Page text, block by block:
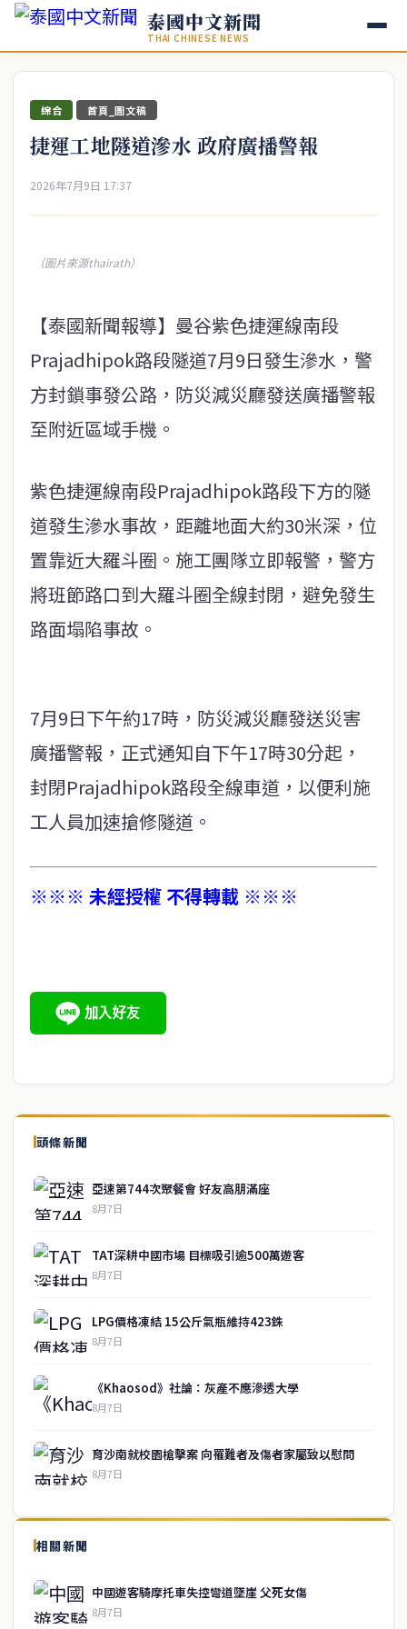
泰國中文新聞
THAI CHINESE NEWS
綜合 首頁_圖文稿
捷運工地隧道滲水 政府廣播警報
2026年7月9日 17:37
（圖片來源thairath）
【泰國新聞報導】曼谷紫色捷運線南段
Prajadhipok路段隧道7月9日發生滲水，警
方封鎖事發公路，防災減災廳發送廣播警報
至附近區域手機。
紫色捷運線南段Prajadhipok路段下方的隧
道發生滲水事故，距離地面大約30米深，位
置靠近大羅斗圈。施工團隊立即報警，警方
將班節路口到大羅斗圈全線封閉，避免發生
路面塌陷事故。
7月9日下午約17時，防災減災廳發送災害
廣播警報，正式通知自下午17時30分起，
封閉Prajadhipok路段全線車道，以便利施
工人員加速搶修隧道。
※※※ 未經授權 不得轉載 ※※※
頭條新聞
亞速第744次聚餐會 好友高朋滿座
8月7日
TAT深耕中國市場 目標吸引逾500萬遊客
8月7日
LPG價格凍結 15公斤氣瓶維持423銖
8月7日
《Khaosod》社論：灰產不應滲透大學
8月7日
育沙南就校園槍擊案 向罹難者及傷者家屬致以慰問
8月7日
相關新聞
中國遊客騎摩托車失控彎道墜崖 父死女傷
8月7日
泰國中文新聞（TCN）是一家總部設於曼谷的中文新聞媒體，致力於
報導泰國當地政治、經濟、華人社群與社會時事，為在泰華人讀者提
service@thaichinesenews.com ↑ 回到頂端